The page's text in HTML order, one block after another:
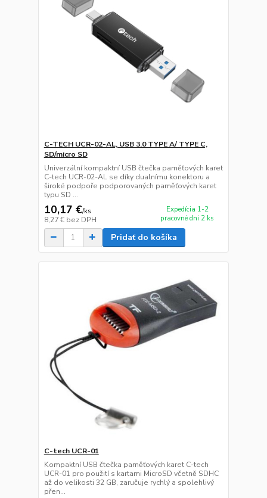
C-TECH UCR-02-AL, USB 3.0 TYPE A/ TYPE C,
SD/micro SD
Univerzální kompaktní USB čtečka paměťových karet
C-tech UCR-02-AL se díky dualnímu konektoru a
široké podpoře podporovaných paměťových karet
typu SD ...
10,17 €/ks
8,27 € bez DPH
Expedícia 1-2
pracovné dni 2 ks
Pridať do košíka
C-tech UCR-01
Kompaktní USB čtečka paměťových karet C-tech
UCR-01 pro použití s kartami MicroSD včetně SDHC
až do velikosti 32 GB, zaručuje rychlý a spolehlivý
přen...